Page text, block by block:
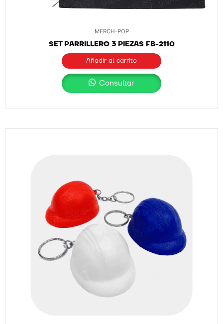
MERCH-POP
SET PARRILLERO 3 PIEZAS FB-2110
Añadir al carrito
Consultar